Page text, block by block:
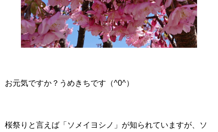
お元気ですか？うめきちです（^0^）
桜祭りと言えば「ソメイヨシノ」が知られていますが、ソ